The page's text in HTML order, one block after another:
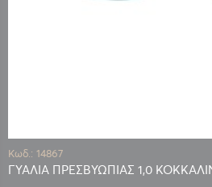
Κωδ.: 14867
ΓΥΑΛΙΑ ΠΡΕΣΒΥΩΠΙΑΣ 1,0